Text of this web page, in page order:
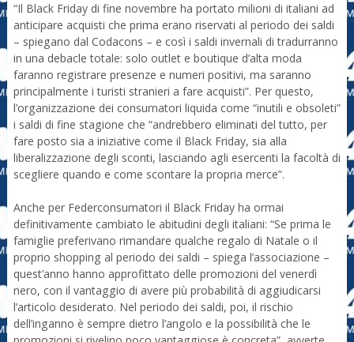
“Il Black Friday di fine novembre ha portato milioni di italiani ad
anticipare acquisti che prima erano riservati al periodo dei saldi
– spiegano dal Codacons – e così i saldi invernali di tradurranno
in una debacle totale: solo outlet e boutique d’alta moda
faranno registrare presenze e numeri positivi, ma saranno
principalmente i turisti stranieri a fare acquisti”. Per questo,
l’organizzazione dei consumatori liquida come “inutili e obsoleti”
i saldi di fine stagione che “andrebbero eliminati del tutto, per
fare posto sia a iniziative come il Black Friday, sia alla
liberalizzazione degli sconti, lasciando agli esercenti la facoltà di
scegliere quando e come scontare la propria merce”.
Anche per Federconsumatori il Black Friday ha ormai
definitivamente cambiato le abitudini degli italiani: “Se prima le
famiglie preferivano rimandare qualche regalo di Natale o il
proprio shopping al periodo dei saldi – spiega l’associazione –
quest’anno hanno approfittato delle promozioni del venerdì
nero, con il vantaggio di avere più probabilità di aggiudicarsi
l’articolo desiderato. Nel periodo dei saldi, poi, il rischio
dell’inganno è sempre dietro l’angolo e la possibilità che le